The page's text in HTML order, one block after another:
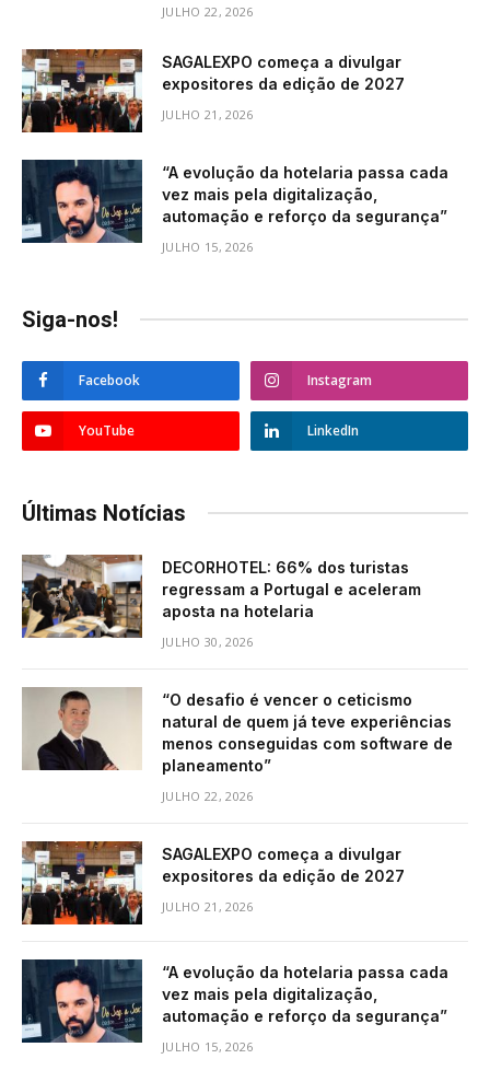
JULHO 22, 2026
SAGALEXPO começa a divulgar
expositores da edição de 2027
JULHO 21, 2026
“A evolução da hotelaria passa cada
vez mais pela digitalização,
automação e reforço da segurança”
JULHO 15, 2026
Siga-nos!
Facebook Instagram
YouTube LinkedIn
Últimas Notícias
DECORHOTEL: 66% dos turistas
regressam a Portugal e aceleram
aposta na hotelaria
JULHO 30, 2026
“O desafio é vencer o ceticismo
natural de quem já teve experiências
menos conseguidas com software de
planeamento”
JULHO 22, 2026
SAGALEXPO começa a divulgar
expositores da edição de 2027
JULHO 21, 2026
“A evolução da hotelaria passa cada
vez mais pela digitalização,
automação e reforço da segurança”
JULHO 15, 2026